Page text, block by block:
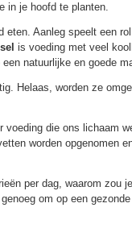
in je hoofd te planten.
Aanleg speelt een
is voeding met veel
natuurlijke en goede
Helaas, worden ze
voeding die ons lichaam
worden opgenomen
per dag, waarom zou
om op een